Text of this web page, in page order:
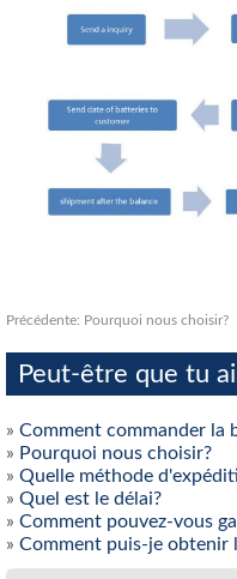
Précédente: Pourquoi nous choisir?
Peut-être que tu
» Comment commander la
» Pourquoi nous choisir?
» Quelle méthode
» Quel est le délai?
» Comment pouvez-vous
» Comment puis-je obtenir